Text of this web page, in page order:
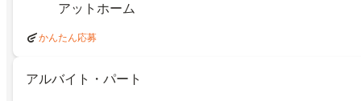
アットホーム
かんたん応募
アルバイト・パート